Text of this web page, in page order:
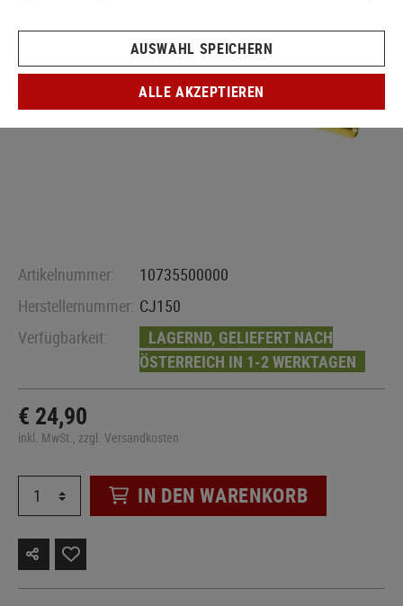
Artikelnummer:
10735500000
Herstellernummer: CJ150
Verfügbarkeit:
LAGERND, GELIEFERT NACH
ÖSTERREICH IN 1-2 WERKTAGEN
€ 24,90
inkl. MwSt., zzgl. Versandkosten
IN DEN WARENKORB
AUSWAHL SPEICHERN
ALLE AKZEPTIEREN